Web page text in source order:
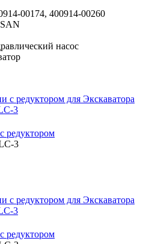
00174, 400914-00260
насос
редуктором
3
редуктором